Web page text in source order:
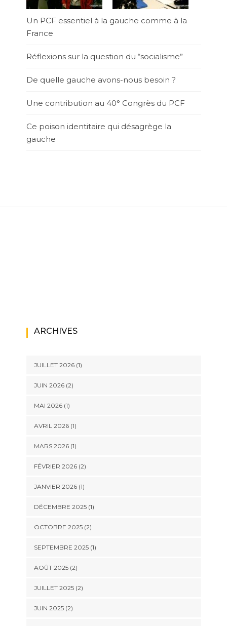
Un PCF essentiel à la gauche comme à la
France
Réflexions sur la question du “socialisme”
De quelle gauche avons-nous besoin ?
Une contribution au 40° Congrès du PCF
Ce poison identitaire qui désagrège la
gauche
ARCHIVES
JUILLET 2026(1)
JUIN 2026(2)
MAI 2026(1)
AVRIL 2026(1)
MARS 2026(1)
FÉVRIER 2026(2)
JANVIER 2026(1)
DÉCEMBRE 2025(1)
OCTOBRE 2025(2)
SEPTEMBRE 2025(1)
AOÛT 2025(2)
JUILLET 2025(2)
JUIN 2025(2)